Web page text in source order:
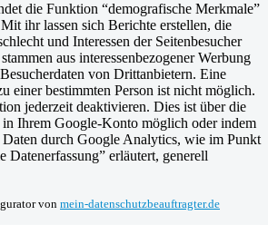
die Funktion “demografische Merkmale”
ihr lassen sich Berichte erstellen, die
und Interessen der Seitenbesucher
aus interessenbezogener Werbung
von Drittanbietern. Eine
einer bestimmten Person ist nicht möglich.
jederzeit deaktivieren. Dies ist über die
Ihrem Google-Konto möglich oder indem
Daten durch Google Analytics, wie im Punkt
Datenerfassung” erläutert, generell
von mein-datenschutzbeauftragter.de